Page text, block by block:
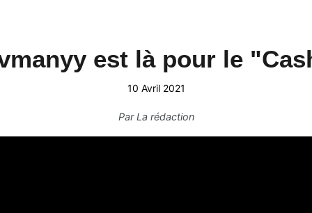
est là pour le
10 Avril 2021
ParLa rédaction